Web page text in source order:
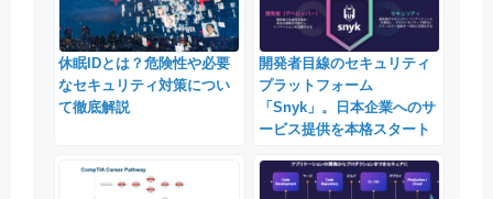
休眠IDとは？危険性や必要
なセキュリティ対策につい
て徹底解説
開発者目線のセキュリティ
プラットフォーム
「Snyk」。日本企業へのサ
ービス提供を本格スタート